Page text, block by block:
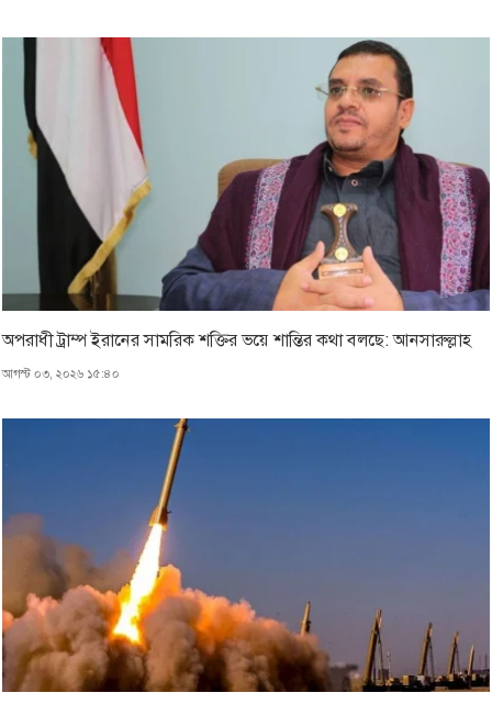
অপরাধী ট্রাম্প ইরানের সামরিক শক্তির ভয়ে শান্তির কথা বলছে: আনসারুল্লাহ
আগস্ট ০৩, ২০২৬ ১৫:৪০